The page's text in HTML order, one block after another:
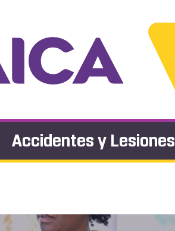
Accidentes y Lesiones